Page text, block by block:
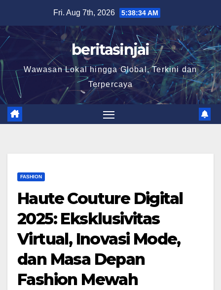
content
Fri. Aug 7th, 2026 5:38:34 AM
beritasinjai
Wawasan Lokal hingga Global, Terkini dan
Terpercaya
FASHION
Haute Couture Digital
2025: Eksklusivitas
Virtual, Inovasi Mode,
dan Masa Depan
Fashion Mewah